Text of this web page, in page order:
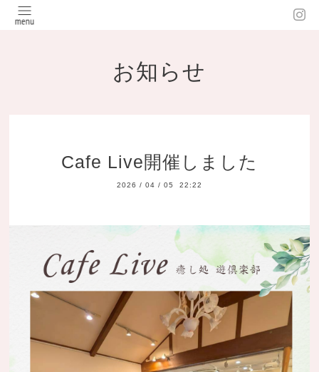
お知らせ
Cafe Live開催しました
2026 / 04 / 05 22:22